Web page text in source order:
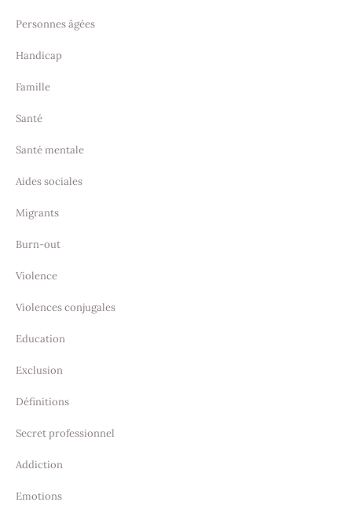
Personnes âgées
Handicap
Famille
Santé
Santé mentale
Aides sociales
Migrants
Burn-out
Violence
Violences conjugales
Education
Exclusion
Définitions
Secret professionnel
Addiction
Emotions